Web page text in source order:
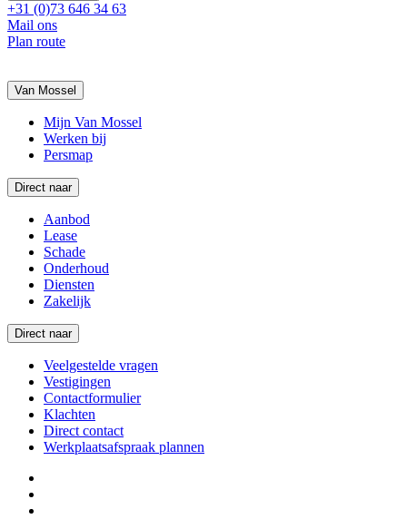
+31 (0)73 646 34 63
Mail ons
Plan route
Van Mossel
Mijn Van Mossel
Werken bij
Persmap
Direct naar
Aanbod
Lease
Schade
Onderhoud
Diensten
Zakelijk
Direct naar
Veelgestelde vragen
Vestigingen
Contactformulier
Klachten
Direct contact
Werkplaatsafspraak plannen